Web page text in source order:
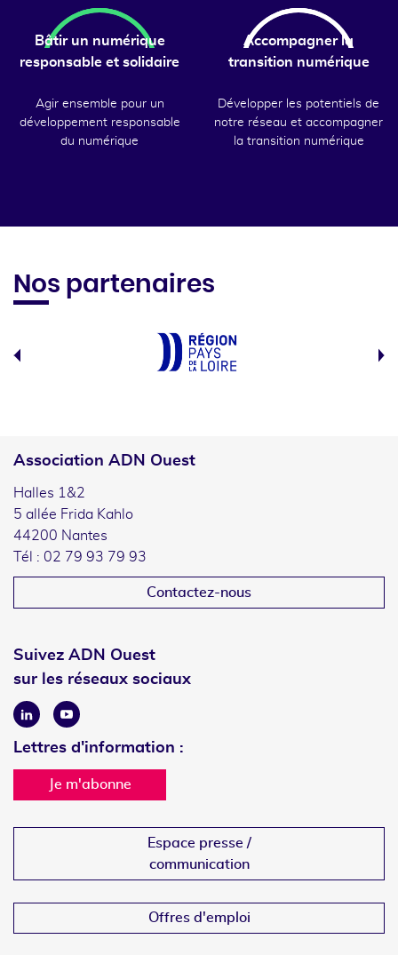
Bâtir un numérique
responsable et solidaire
Agir ensemble pour un
développement responsable
du numérique
Accompagner la
transition numérique
Développer les potentiels de
notre réseau et accompagner
la transition numérique
Nos partenaires
Association ADN Ouest
Halles 1&2
5 allée Frida Kahlo
44200 Nantes
Tél : 02 79 93 79 93
Contactez-nous
Suivez ADN Ouest
sur les réseaux sociaux
LinkedinYoutube
Lettres d'information :
Je m'abonne
Espace presse /
communication
Offres d'emploi